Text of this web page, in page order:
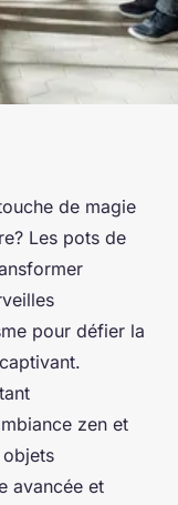
: l'art
de magie
Les pots de
pour défier la
zen et
avancée et